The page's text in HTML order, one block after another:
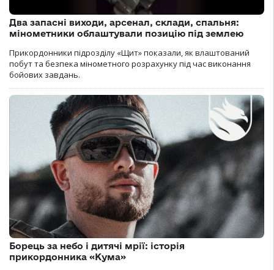
Два запасні виходи, арсенал, склади, спальня:
мінометники облаштували позицію під землею
Прикордонники підрозділу «Щит» показали, як влаштований
побут та безпека мінометного розрахунку під час виконання
бойових завдань.
Борець за небо і дитячі мрії: історія
прикордонника «Кума»